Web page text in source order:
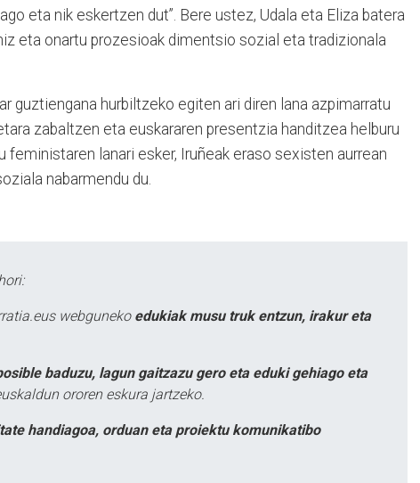
eta nik eskertzen dut”. Bere ustez, Udala eta Eliza batera
eta onartu prozesioak dimentsio sozial eta tradizionala
guztiengana hurbiltzeko egiten ari diren lana azpimarratu
zabaltzen eta euskararen presentzia handitzea helburu
feministaren lanari esker, Iruñeak eraso sexisten aurrean
nabarmendu du.
webguneko edukiak musu truk entzun, irakur eta
baduzu, lagun gaitzazu gero eta eduki gehiago eta
ororen eskura jartzeko.
handiagoa, orduan eta proiektu komunikatibo